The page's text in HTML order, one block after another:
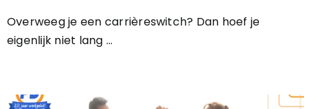
Overweeg je een carrièreswitch? Dan hoef je
eigenlijk niet lang ...